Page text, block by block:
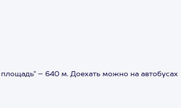
площадь" – 640 м. Доехать можно на автобусах